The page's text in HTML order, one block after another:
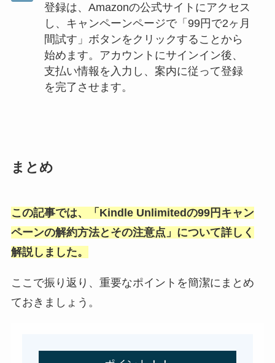
登録は、Amazonの公式サイトにアクセス
し、キャンペーンページで「99円で2ヶ月
間試す」ボタンをクリックすることから
始めます。アカウントにサインイン後、
支払い情報を入力し、案内に従って登録
を完了させます。
まとめ
この記事では、「Kindle Unlimitedの99円キャン
ペーンの解約方法とその注意点」について詳しく
解説しました。
ここで振り返り、重要なポイントを簡潔にまとめ
ておきましょう。